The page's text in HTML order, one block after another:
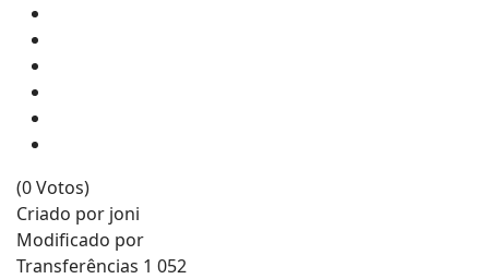
(0 Votos)
Criado por joni
Modificado por
Transferências 1 052